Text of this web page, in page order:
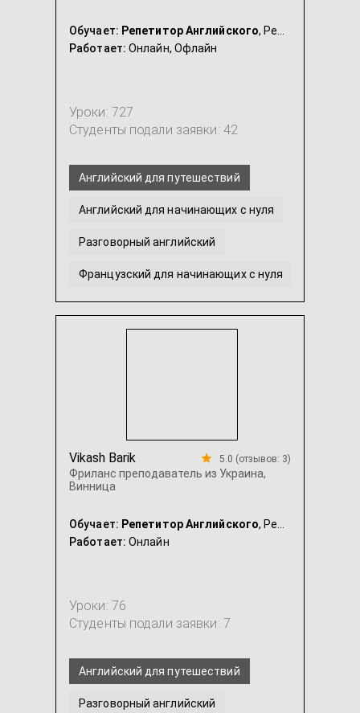
Обучает: Репетитор Английского, Репетитор Французского
Работает: Онлайн, Офлайн
Уроки: 727
Студенты подали заявки: 42
Английский для путешествий
Английский для начинающих с нуля
Разговорный английский
Французский для начинающих с нуля
ЗНО Английский
Vikash Barik
Фриланс преподаватель из Украина,
Винница
5.0 (отзывов: 3)
Обучает: Репетитор Английского, Репетитор Биологии
Работает: Онлайн
Уроки: 76
Студенты подали заявки: 7
Английский для путешествий
Разговорный английский